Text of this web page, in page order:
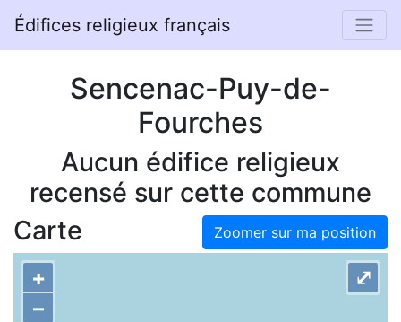
Édifices religieux français
Sencenac-Puy-de-
Fourches
Aucun édifice religieux
recensé sur cette commune
Zoomer sur ma position
Carte
+
–
⤢